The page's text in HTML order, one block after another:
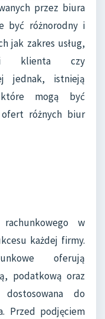
przez biura
być różnorodny i
jak zakres usług,
klienta czy
jednak, istnieją
mogą być
różnych biur
w
każdej firmy.
oferują
podatkową oraz
do
Przed podjęciem